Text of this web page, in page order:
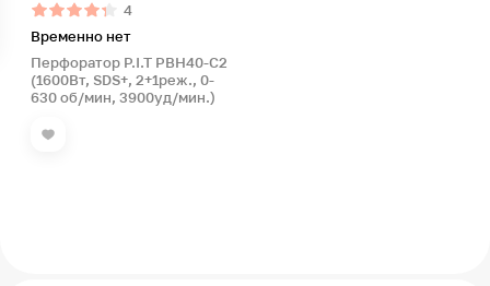
4
Временно нет
Перфоратор P.I.T PBH40-C2
(1600Вт, SDS+, 2+1реж., 0-
630 об/мин, 3900уд/мин.)